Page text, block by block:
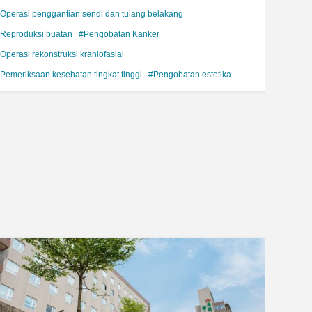
penggantian sendi dan tulang belakang
buatan #Pengobatan Kanker
rekonstruksi kraniofasial
kesehatan tingkat tinggi #Pengobatan estetika